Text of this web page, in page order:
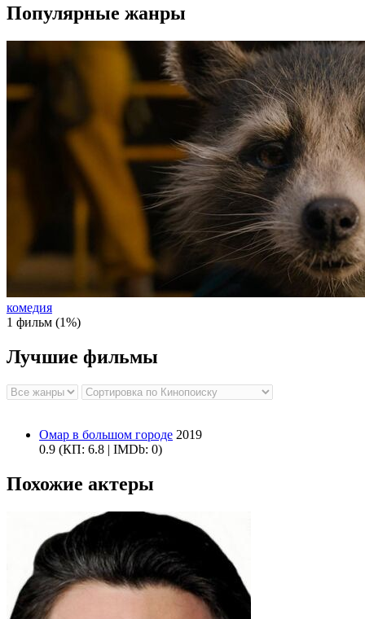
Популярные жанры
комедия
1 фильм (1%)
Лучшие фильмы
Омар в большом городе 2019
0.9 (КП: 6.8 | IMDb: 0)
Похожие актеры